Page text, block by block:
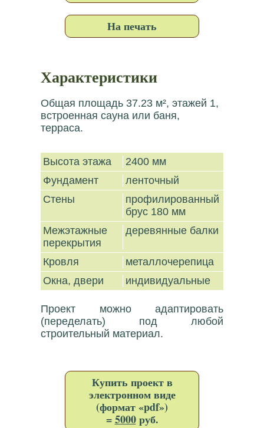
На печать
Характеристики
Общая площадь 37.23 м², этажей 1,
встроенная сауна или баня,
терраса.
Высота этажа
2400 мм
Фундамент
ленточный
Стены
профилированный
брус 180 мм
Межэтажные
перекрытия
деревянные балки
Кровля
металлочерепица
Окна, двери
индивидуальные
Проект можно адаптировать
(переделать) под любой
строительный материал.
Купить проект в
электронном виде
(формат «pdf»)
=5000руб.